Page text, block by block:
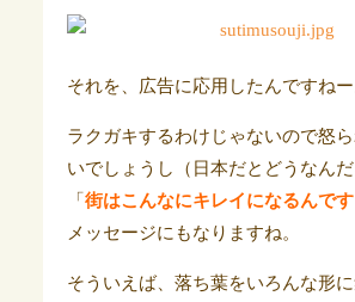
それを、広告に応用したんですねー
ラクガキするわけじゃないので怒
いでしょうし（日本だとどうなんだ
「 街はこんなにキレイになるんです
メッセージにもなりますね。
そういえば、落ち葉をいろんな形